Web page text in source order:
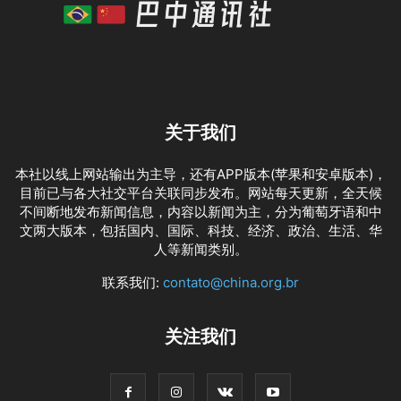
关于我们
本社以线上网站输出为主导，还有APP版本(苹果和安卓版本)，
目前已与各大社交平台关联同步发布。网站每天更新，全天候
不间断地发布新闻信息，内容以新闻为主，分为葡萄牙语和中
文两大版本，包括国内、国际、科技、经济、政治、生活、华
人等新闻类别。
联系我们: contato@china.org.br
关注我们